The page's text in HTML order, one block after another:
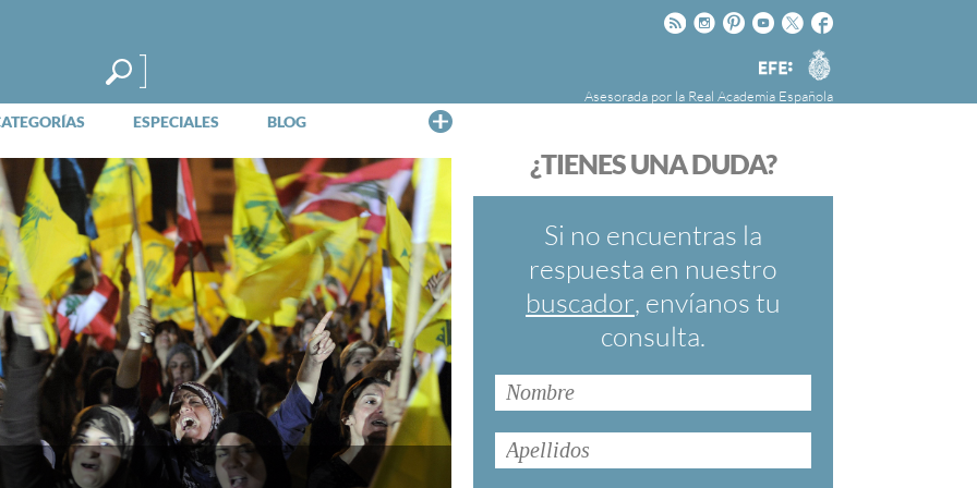
Facebook
Twitter
Youtube
Pinteres
Instagram
Rss
Agencia
EFE
Asesorada por la Real Academia Española
ESPECIALES BLOG
FundéuRAE es una fundación patrocinada por
cuyo objetivo es colaborar con el buen uso del
español en los medios de comunicación y en
Internet.
¿TIENES UNA DUDA?
Si no encuentras la
respuesta en nuestro
buscador, envíanos tu
consulta.